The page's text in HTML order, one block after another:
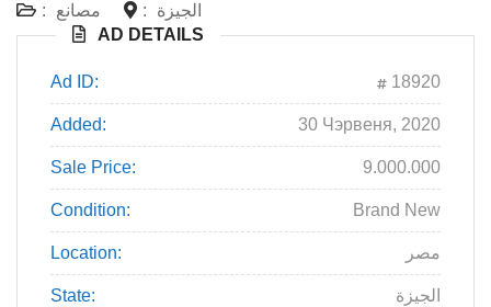
: مصانع :
الجيزة
AD DETAILS
Ad ID: 18920
Added: 30 Чэрвеня, 2020
Sale Price: 9.000.000
Condition: Brand New
Location: مصر
State: الجيزة